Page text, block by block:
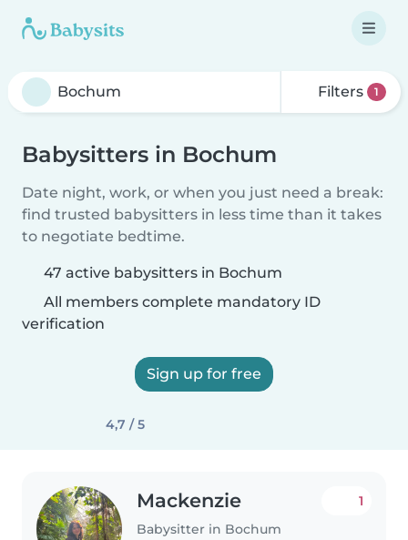
Filters 1
Babysitters in Bochum
Date night, work, or when you just need a break:
find trusted babysitters in less time than it takes
to negotiate bedtime.
47 active babysitters in Bochum
All members complete mandatory ID
verification
Sign up for free
4,7 / 5
Mackenzie
Babysitter in Bochum
1